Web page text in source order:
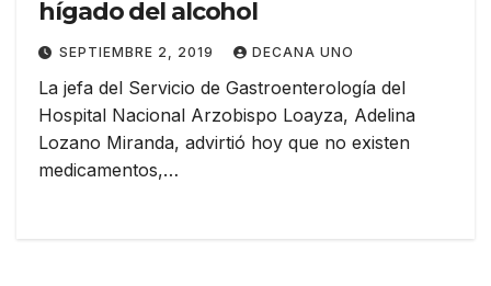
hígado del alcohol
SEPTIEMBRE 2, 2019 DECANA UNO
La jefa del Servicio de Gastroenterología del
Hospital Nacional Arzobispo Loayza, Adelina
Lozano Miranda, advirtió hoy que no existen
medicamentos,…